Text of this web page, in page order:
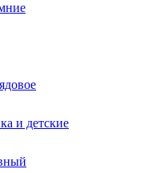
и детские